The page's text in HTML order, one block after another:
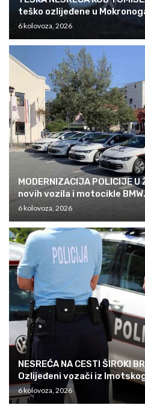
teško ozlijeđene u
6 kolovoza, 2026
MODERNIZACIJA POLICIJE
novih vozila i motocikle
6 kolovoza, 2026
NESREĆA NA CESTI ŠIROKI
Ozlijeđeni vozači iz
6 kolovoza, 2026